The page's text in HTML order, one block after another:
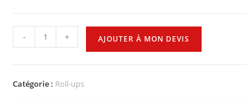
- + AJOUTER À MON DEVIS
Catégorie : Roll-ups